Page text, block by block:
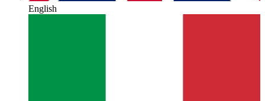
English